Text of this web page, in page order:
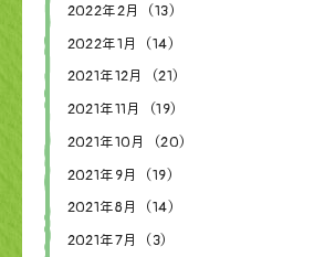
2022年2月（13）
2022年1月（14）
2021年12月（21）
2021年11月（19）
2021年10月（20）
2021年9月（19）
2021年8月（14）
2021年7月（3）